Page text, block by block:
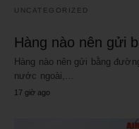
UNCATEGORIZED
Hàng nào nên gửi
Hàng nào nên gửi bằng
nước ngoài,…
17 giờ ago